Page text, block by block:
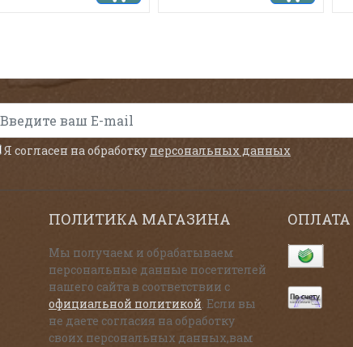
Я согласен на обработку персональных данных
ПОЛИТИКА МАГАЗИНА
Мы получаем и обрабатываем
персональные данные посетителей
нашего сайта в соответствии с
официальной политикой. Если вы
не даете согласия на обработку
своих персональных данных,вам
ОПЛАТА